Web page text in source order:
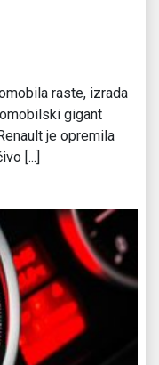
raste, izrada
gigant
je opremila
[...]